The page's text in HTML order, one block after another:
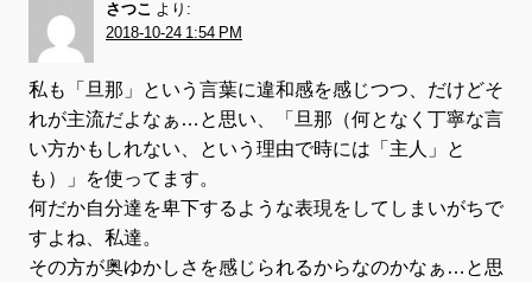
さつこ
より:
2018-10-24 1:54 PM
私も「旦那」という言葉に違和感を感じつつ、だけどそ
れが主流だよなぁ…と思い、「旦那（何となく丁寧な言
い方かもしれない、という理由で時には「主人」と
も）」を使ってます。
何だか自分達を卑下するような表現をしてしまいがちで
すよね、私達。
その方が奥ゆかしさを感じられるからなのかなぁ…と思